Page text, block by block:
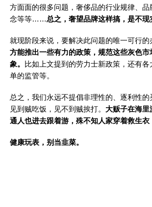
方面面的很多问题，奢侈品的行业规律、
念等等……总之，奢望品牌这样搞，是不现
就现阶段来说，要解决此问题的唯一可行的
方能推出一些有力的政策，规范这些灰色
象。
比如上文提到的劳力士新政策，还有各
单的监管等。
总之，我们永远不提倡非理性的、逐利性的
见到贼吃饭，见不到贼挨打。 大贩子在海
通人也进去跟着游，殊不知人家穿着救生衣
健康玩表，别当韭菜。